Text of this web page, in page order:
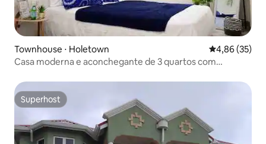
Townhouse ⋅ Holetown 4,86 de uma
4,86 (35)
Casa moderna e aconchegante de 3 quartos com
Superhost
Superhost